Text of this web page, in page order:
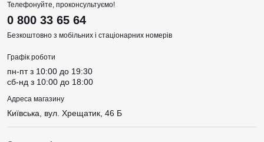
Телефонуйте, проконсультуємо!
0 800 33 65 64
Безкоштовно з мобільних і стаціонарних номерів
Графік роботи
пн-пт з 10:00 до 19:30
сб-нд з 10:00 до 18:00
Адреса магазину
Київська, вул. Хрещатик, 46 Б